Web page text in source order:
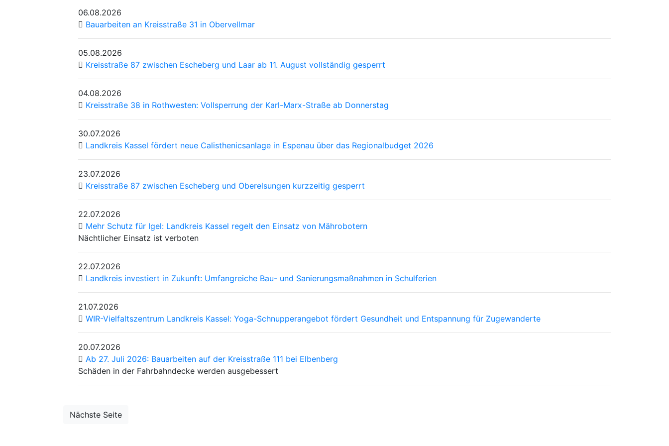
06.08.2026
Bauarbeiten an Kreisstraße 31 in Obervellmar
05.08.2026
Kreisstraße 87 zwischen Escheberg und Laar ab 11. August vollständig gesperrt
04.08.2026
Kreisstraße 38 in Rothwesten: Vollsperrung der Karl-Marx-Straße ab Donnerstag
30.07.2026
Landkreis Kassel fördert neue Calisthenicsanlage in Espenau über das Regionalbudget 2026
23.07.2026
Kreisstraße 87 zwischen Escheberg und Oberelsungen kurzzeitig gesperrt
22.07.2026
Mehr Schutz für Igel: Landkreis Kassel regelt den Einsatz von Mährobotern
Nächtlicher Einsatz ist verboten
22.07.2026
Landkreis investiert in Zukunft: Umfangreiche Bau- und Sanierungsmaßnahmen in Schulferien
21.07.2026
WIR-Vielfaltszentrum Landkreis Kassel: Yoga-Schnupperangebot fördert Gesundheit und Entspannung für Zugewanderte
20.07.2026
Ab 27. Juli 2026: Bauarbeiten auf der Kreisstraße 111 bei Elbenberg
Schäden in der Fahrbahndecke werden ausgebessert
Nächste Seite